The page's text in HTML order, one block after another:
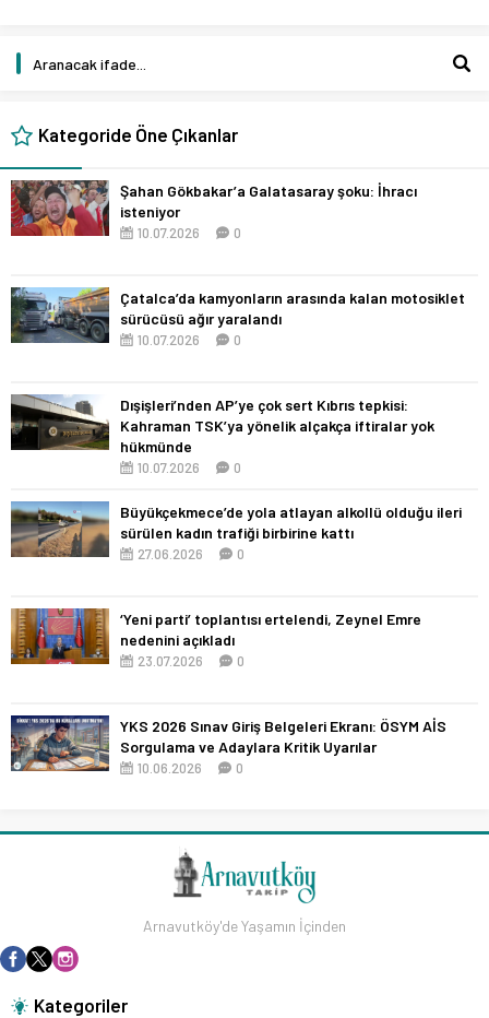
Kategoride Öne Çıkanlar
Şahan Gökbakar’a Galatasaray şoku: İhracı
isteniyor
10.07.2026 0
Çatalca’da kamyonların arasında kalan motosiklet
sürücüsü ağır yaralandı
10.07.2026 0
Dışişleri’nden AP’ye çok sert Kıbrıs tepkisi:
Kahraman TSK’ya yönelik alçakça iftiralar yok
hükmünde
10.07.2026 0
Büyükçekmece’de yola atlayan alkollü olduğu ileri
sürülen kadın trafiği birbirine kattı
27.06.2026 0
‘Yeni parti’ toplantısı ertelendi, Zeynel Emre
nedenini açıkladı
23.07.2026 0
YKS 2026 Sınav Giriş Belgeleri Ekranı: ÖSYM AİS
Sorgulama ve Adaylara Kritik Uyarılar
10.06.2026 0
Arnavutköy'de Yaşamın İçinden
Kategoriler